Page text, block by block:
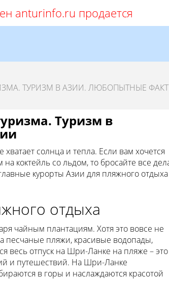
anturinfo.ru продается
ТУРИЗМ В АЗИИ. ЛЮБОПЫТНЫЕ
Туризм в
солнца и тепла. Если вам хочется
коктейль со льдом, то бросайте все
курорты Азии для пляжного отдыха
отдыха
чайным плантациям. Хотя это вовсе не
песчаные пляжи, красивые водопады,
отпуск на Шри-Ланке на пляже – это
и путешествий. На Шри-Ланке
в горы и наслаждаются красотой